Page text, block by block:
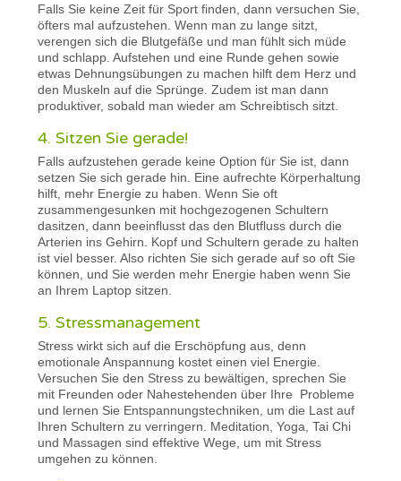
Falls Sie keine Zeit für Sport finden, dann versuchen Sie,
öfters mal aufzustehen. Wenn man zu lange sitzt,
verengen sich die Blutgefäße und man fühlt sich müde
und schlapp. Aufstehen und eine Runde gehen sowie
etwas Dehnungsübungen zu machen hilft dem Herz und
den Muskeln auf die Sprünge. Zudem ist man dann
produktiver, sobald man wieder am Schreibtisch sitzt.
4. Sitzen Sie gerade!
Falls aufzustehen gerade keine Option für Sie ist, dann
setzen Sie sich gerade hin. Eine aufrechte Körperhaltung
hilft, mehr Energie zu haben. Wenn Sie oft
zusammengesunken mit hochgezogenen Schultern
dasitzen, dann beeinflusst das den Blutfluss durch die
Arterien ins Gehirn. Kopf und Schultern gerade zu halten
ist viel besser. Also richten Sie sich gerade auf so oft Sie
können, und Sie werden mehr Energie haben wenn Sie
an Ihrem Laptop sitzen.
5. Stressmanagement
Stress wirkt sich auf die Erschöpfung aus, denn
emotionale Anspannung kostet einen viel Energie.
Versuchen Sie den Stress zu bewältigen, sprechen Sie
mit Freunden oder Nahestehenden über Ihre Probleme
und lernen Sie Entspannungstechniken, um die Last auf
Ihren Schultern zu verringern. Meditation, Yoga, Tai Chi
und Massagen sind effektive Wege, um mit Stress
umgehen zu können.